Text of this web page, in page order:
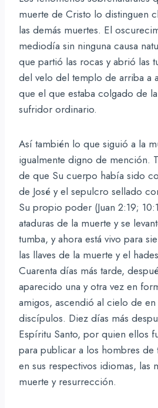
muerte de Cristo lo distinguen
las demás muertes. El
mediodía sin ninguna causa
que partió las rocas y abrió las
del velo del templo de arriba a
que el que estaba colgado de
sufridor ordinario.
Así también lo que siguió a la
igualmente digno de mención.
de que Su cuerpo había sido
de José y el sepulcro sellado
Su propio poder (Juan 2:19;
ataduras de la muerte y se
tumba, y ahora está vivo para
las llaves de la muerte y el
Cuarenta días más tarde,
aparecido una y otra vez en
amigos, ascendió al cielo de
discípulos. Diez días más
Espíritu Santo, por quien ellos
para publicar a los hombres de
en sus respectivos idiomas, las
muerte y resurrección.